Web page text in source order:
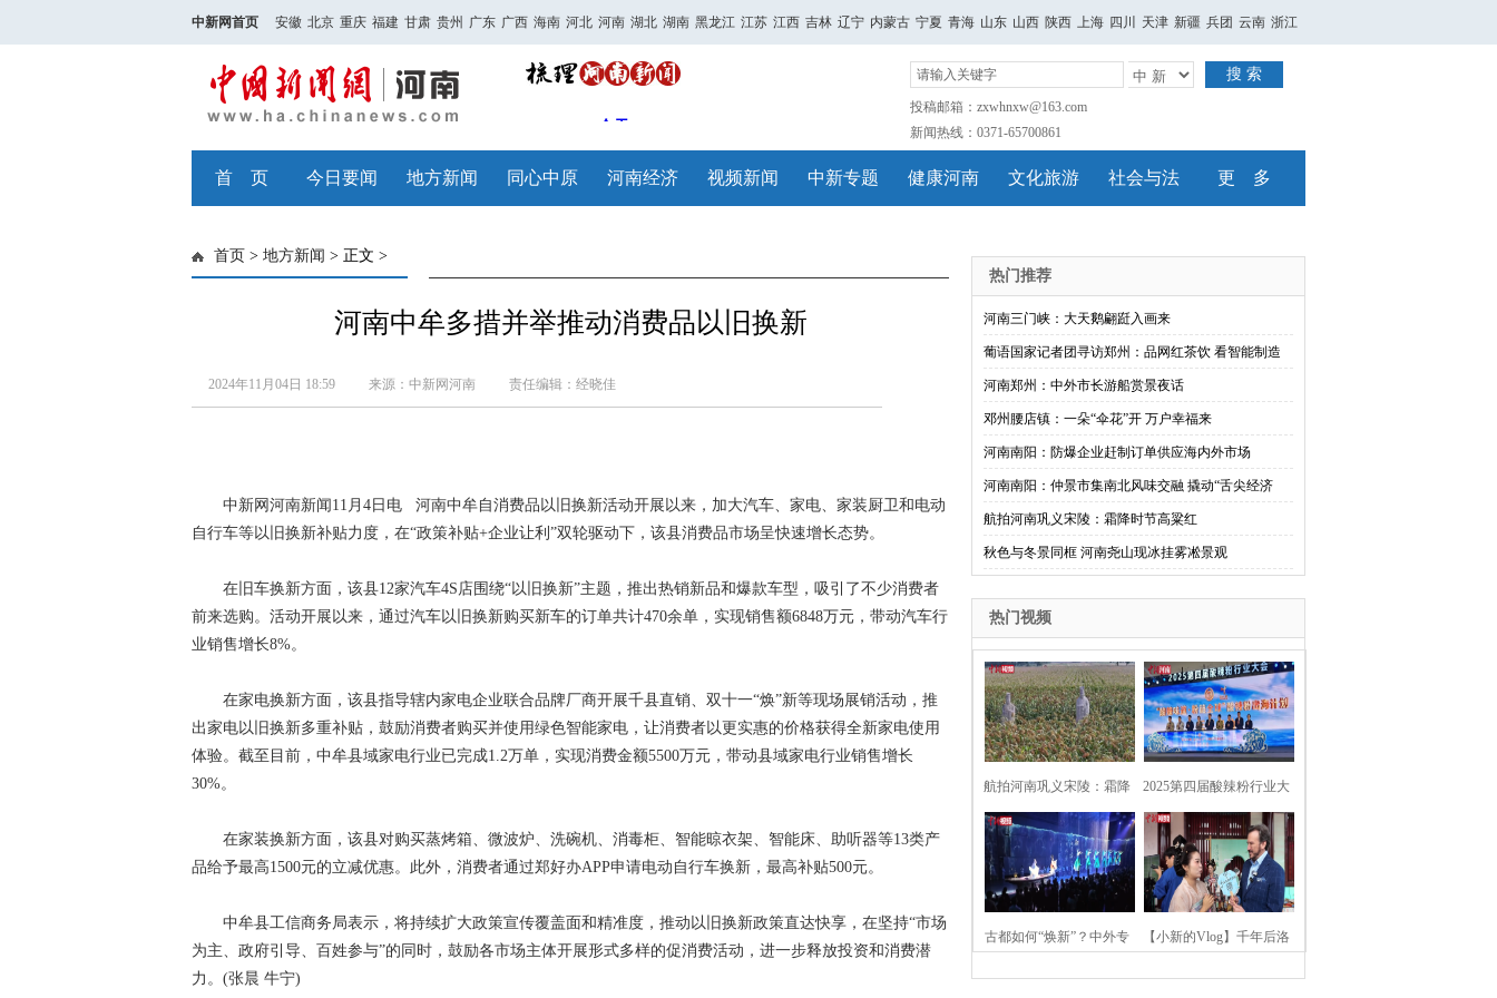
中新网首页 安徽 北京 重庆 福建 甘肃 贵州 广东 广西 海南 河北 河南 湖北 湖南 黑龙江 江苏 江西 吉林 辽宁 内蒙古 宁夏 青海 山东 山西 陕西 上海 四川 天津 新疆 兵团 云南 浙江
搜 索
投稿邮箱：zxwhnxw@163.com
新闻热线：0371-65700861
首 页 今日要闻 地方新闻 同心中原 河南经济 视频新闻 中新专题 健康河南 文化旅游 社会与法 更 多
首页 > 地方新闻 > 正文 >
河南中牟多措并举推动消费品以旧换新
2024年11月04日 18:59 来源：中新网河南 责任编辑：经晓佳
中新网河南新闻11月4日电 河南中牟自消费品以旧换新活动开展以来，加大汽车、家电、家装厨卫和电动
自行车等以旧换新补贴力度，在“政策补贴+企业让利”双轮驱动下，该县消费品市场呈快速增长态势。
在旧车换新方面，该县12家汽车4S店围绕“以旧换新”主题，推出热销新品和爆款车型，吸引了不少消费者
前来选购。活动开展以来，通过汽车以旧换新购买新车的订单共计470余单，实现销售额6848万元，带动汽车行
业销售增长8%。
在家电换新方面，该县指导辖内家电企业联合品牌厂商开展千县直销、双十一“焕”新等现场展销活动，推
出家电以旧换新多重补贴，鼓励消费者购买并使用绿色智能家电，让消费者以更实惠的价格获得全新家电使用
体验。截至目前，中牟县域家电行业已完成1.2万单，实现消费金额5500万元，带动县域家电行业销售增长
30%。
在家装换新方面，该县对购买蒸烤箱、微波炉、洗碗机、消毒柜、智能晾衣架、智能床、助听器等13类产
品给予最高1500元的立减优惠。此外，消费者通过郑好办APP申请电动自行车换新，最高补贴500元。
中牟县工信商务局表示，将持续扩大政策宣传覆盖面和精准度，推动以旧换新政策直达快享，在坚持“市场
为主、政府引导、百姓参与”的同时，鼓励各市场主体开展形式多样的促消费活动，进一步释放投资和消费潜
力。(张晨 牛宁)
热门推荐
河南三门峡：大天鹅翩跹入画来
葡语国家记者团寻访郑州：品网红茶饮 看智能制造
河南郑州：中外市长游船赏景夜话
邓州腰店镇：一朵“伞花”开 万户幸福来
河南南阳：防爆企业赶制订单供应海内外市场
河南南阳：仲景市集南北风味交融 撬动“舌尖经济
航拍河南巩义宋陵：霜降时节高粱红
秋色与冬景同框 河南尧山现冰挂雾凇景观
热门视频
航拍河南巩义宋陵：霜降
时节高粱红
2025第四届酸辣粉行业大
会在河南开封举行
古都如何“焕新”？中外专 【小新的Vlog】千年后洛